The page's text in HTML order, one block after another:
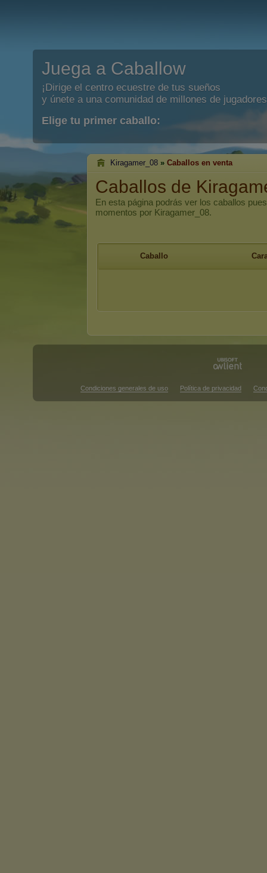
Juega a Caballow
¡Dirige el centro ecuestre de tus sueños
y únete a una comunidad de millones de
Elige tu primer caballo:
Kiragamer_08 » Caballos en venta
Caballos de
En esta página podrás ver los caballos
momentos por Kiragamer_08.
Caballo
Condiciones generales de uso Política de privacidad